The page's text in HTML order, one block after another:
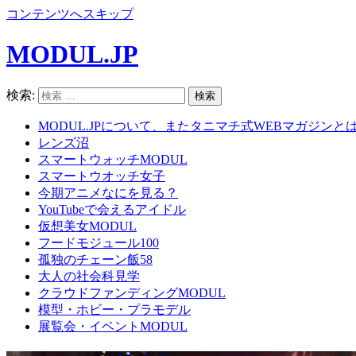
コンテンツへスキップ
MODUL.JP
検索:
MODUL.JPについて、またタニマチ式WEBマガジンと
レンズ沼
スマートウォッチMODUL
スマートウオッチ女子
今期アニメなにを見る？
YouTubeで会えるアイドル
仮想美女MODUL
フードモジュール100
孤独のチェーン飯58
大人の社会科見学
クラウドファンディングMODUL
模型・ホビー・プラモデル
展覧会・イベントMODUL